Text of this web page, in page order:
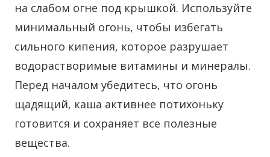
на слабом огне под крышкой. Используйте
минимальный огонь, чтобы избегать
сильного кипения, которое разрушает
водорастворимые витамины и минералы.
Перед началом убедитесь, что огонь
щадящий, каша активнее потихоньку
готовится и сохраняет все полезные
вещества.